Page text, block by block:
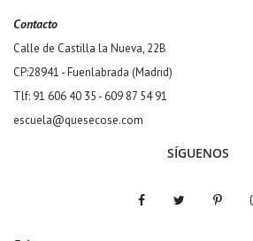
Contacto
Calle de Castilla la Nueva, 22B
CP:28941 - Fuenlabrada (Madrid)
Tlf: 91 606 40 35 - 609 87 54 91
escuela@quesecose.com
SÍGUENOS